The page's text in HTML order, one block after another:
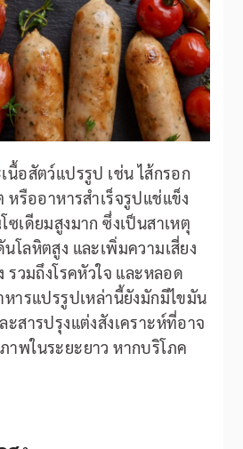
นื้อสัตว์แปรรูป เช่น ไส้กรอก
หรืออาหารสำเร็จรูปแช่แข็ง
เดียมสูงมาก ซึ่งเป็นสาเหตุ
โลหิตสูง และเพิ่มความเสี่ยง
รวมถึงโรคหัวใจ และหลอด
ารแปรรูปเหล่านี้ยังมักมีไขมัน
สารปรุงแต่งสังเคราะห์ที่อาจ
าพในระยะยาว หากบริโภค